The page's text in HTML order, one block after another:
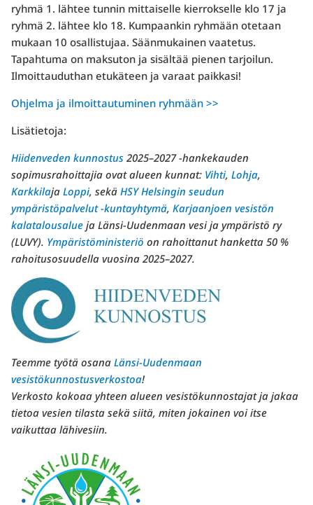
ryhmä 1. lähtee tunnin mittaiselle kierrokselle klo 17 ja
ryhmä 2. lähtee klo 18. Kumpaankin ryhmään otetaan
mukaan 10 osallistujaa. Säänmukainen vaatetus.
Tapahtuma on maksuton ja sisältää pienen tarjoilun.
Ilmoittauduthan etukäteen ja varaat paikkasi!
Ohjelma ja ilmoittautuminen ryhmään >>
Lisätietoja:
Hiidenveden kunnostus2025–2027 -hankekauden
sopimusrahoittajia ovat alueen kunnat: Vihti, Lohja,
Karkkilaja Loppi, sekä HSY Helsingin seudun
ympäristöpalvelut -kuntayhtymä, Karjaanjoen vesistön
kalatalousalueja Länsi-Uudenmaan vesi ja ympäristö ry
(LUVY). Ympäristöministeriö on rahoittanut hanketta 50 %
rahoitusosuudella vuosina 2025–2027.
Teemme työtä osana Länsi-Uudenmaan
vesistökunnostusverkostoa!
Verkosto kokoaa yhteen alueen vesistökunnostajat ja jakaa
tietoa vesien tilasta sekä siitä, miten jokainen voi itse
vaikuttaa lähivesiin.